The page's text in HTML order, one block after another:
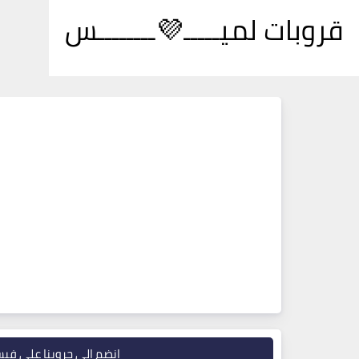
قروبات لميـــــ💜ــــــــس
انضم إلى جروبنا على